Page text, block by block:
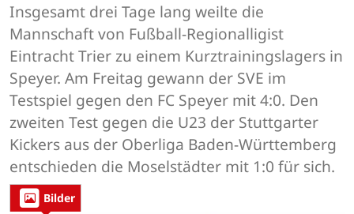
Insgesamt drei Tage lang weilte die
Mannschaft von Fußball-Regionalligist
Eintracht Trier zu einem Kurztrainingslagers in
Speyer. Am Freitag gewann der SVE im
Testspiel gegen den FC Speyer mit 4:0. Den
zweiten Test gegen die U23 der Stuttgarter
Kickers aus der Oberliga Baden-Württemberg
entschieden die Moselstädter mit 1:0 für sich.
Bilder